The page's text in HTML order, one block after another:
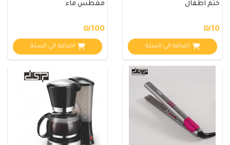
ختم اطفال
₪10
اضافة الي السلة
مغطس ماء
₪100
اضافة الي السلة